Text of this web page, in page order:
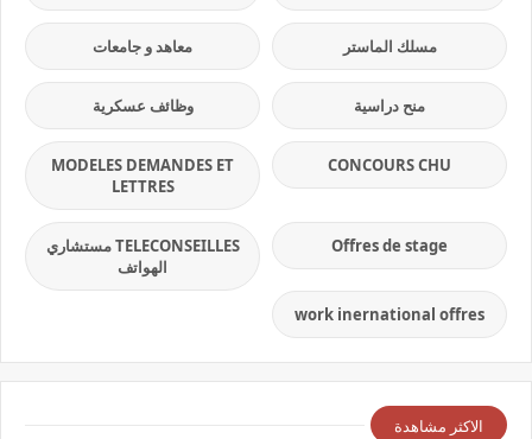
مسلك الماستر معاهد و جامعات
منح دراسية وظائف عسكرية
CONCOURS CHU
MODELES DEMANDES ET
LETTRES
Offres de stage
TELECONSEILLES مستشاري
الهواتف
work inernational offres
الاكثر مشاهدة